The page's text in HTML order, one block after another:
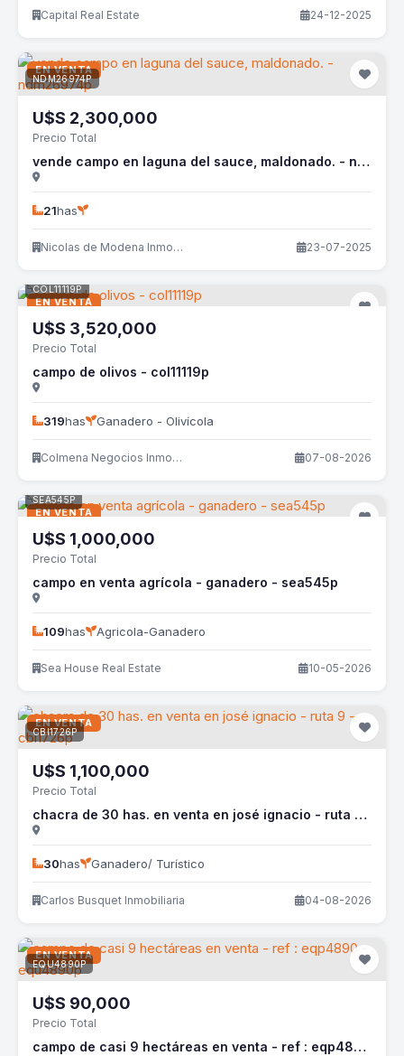
Capital Real Estate 24-12-2025
EN VENTA
NDM26974P
U$S 2,300,000
Precio Total
vende campo en laguna del sauce, maldonado. - ndm26974p
21has
Nicolas de Modena Inmobiliaria 23-07-2025
EN VENTA
COL11119P
U$S 3,520,000
Precio Total
campo de olivos - col11119p
319has Ganadero - Olivícola
Colmena Negocios Inmobiliarios 07-08-2026
EN VENTA
SEA545P
U$S 1,000,000
Precio Total
campo en venta agrícola - ganadero - sea545p
109has Agricola-Ganadero
Sea House Real Estate 10-05-2026
EN VENTA
CBI1726P
U$S 1,100,000
Precio Total
chacra de 30 has. en venta en josé ignacio - ruta 9 - cbi1726p
30has Ganadero/ Turístico
Carlos Busquet Inmobiliaria 04-08-2026
EN VENTA
EQU4890P
U$S 90,000
Precio Total
campo de casi 9 hectáreas en venta - ref : eqp4890 - equ4890p